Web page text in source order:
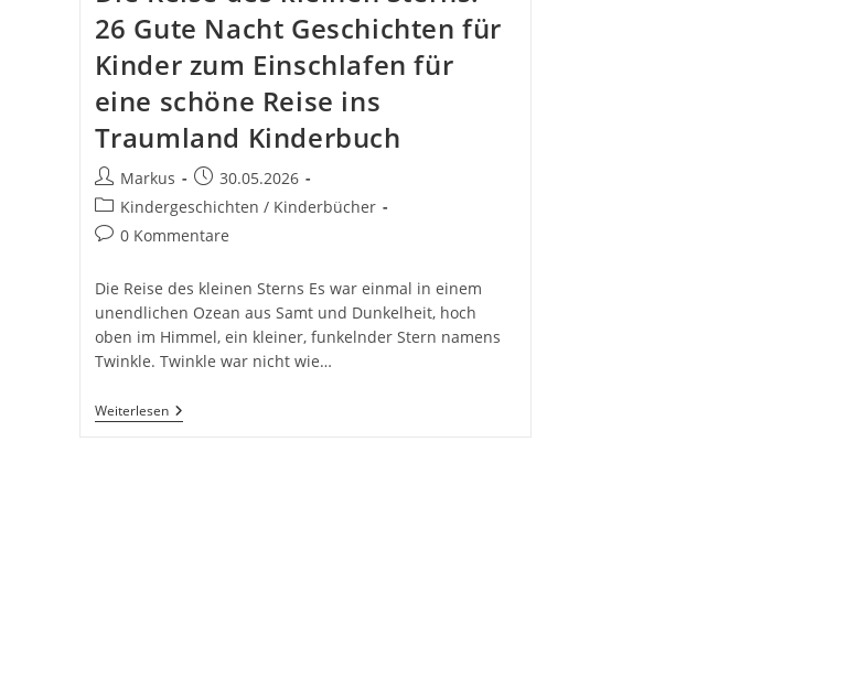
26 Gute Nacht Geschichten für
Kinder zum Einschlafen für
eine schöne Reise ins
Traumland Kinderbuch
Beitrags-
Autor:
Markus
Beitrag
veröffentlicht:
30.05.2026
Beitrags-
Kategorie:
Kindergeschichten / Kinderbücher
Beitrags-
0 Kommentare
Die Reise des kleinen Sterns Es war einmal in einem
unendlichen Ozean aus Samt und Dunkelheit, hoch
oben im Himmel, ein kleiner, funkelnder Stern namens
Twinkle. Twinkle war nicht wie…
WeiterlesenDie
Reise